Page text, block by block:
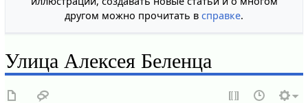
другом можно прочитать в справке.
Улица Алексея Беленца